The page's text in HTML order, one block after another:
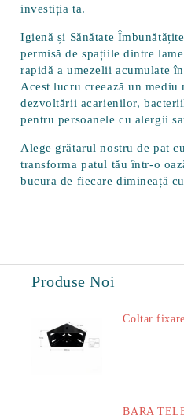
investiția ta.
Igienă și Sănătate
permisă de spațiile dintre
rapidă a umezelii acumulate
Acest lucru creează un mediu
dezvoltării acarienilor,
pentru persoanele cu alergii
Alege grătarul nostru de pat
transforma patul tău într-o
bucura de fiecare dimineață
Produse Noi
Coltar fixare
BARA